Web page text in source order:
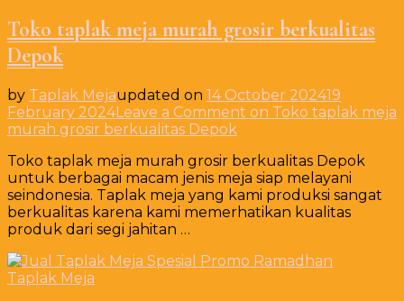
Toko taplak meja murah grosir berkualitas
Depok
by Taplak Mejaupdated on 14 October 202419
February 2024Leave a Comment on Toko taplak meja
murah grosir berkualitas Depok
Toko taplak meja murah grosir berkualitas Depok
untuk berbagai macam jenis meja siap melayani
seindonesia. Taplak meja yang kami produksi sangat
berkualitas karena kami memerhatikan kualitas
produk dari segi jahitan …
Taplak Meja